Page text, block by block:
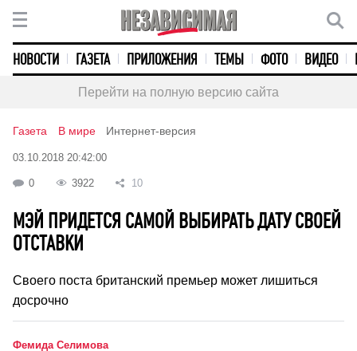
НОВОСТИ ГАЗЕТА ПРИЛОЖЕНИЯ ТЕМЫ ФОТО ВИДЕО
Перейти на полную версию сайта
Газета В мире Интернет-версия
03.10.2018 20:42:00
0 3922 10
МЭЙ ПРИДЕТСЯ САМОЙ ВЫБИРАТЬ ДАТУ СВОЕЙ
ОТСТАВКИ
Своего поста британский премьер может лишиться
досрочно
Фемида Селимова